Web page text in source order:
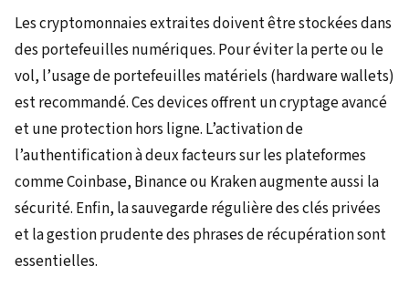
Les cryptomonnaies extraites doivent être stockées dans
des portefeuilles numériques. Pour éviter la perte ou le
vol, l’usage de portefeuilles matériels (hardware wallets)
est recommandé. Ces devices offrent un cryptage avancé
et une protection hors ligne. L’activation de
l’authentification à deux facteurs sur les plateformes
comme Coinbase, Binance ou Kraken augmente aussi la
sécurité. Enfin, la sauvegarde régulière des clés privées
et la gestion prudente des phrases de récupération sont
essentielles.